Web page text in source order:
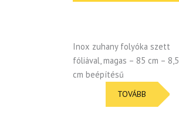
Inox zuhany folyóka szett
fóliával, magas – 85 cm – 8,5
cm beépítésű
TOVÁBB